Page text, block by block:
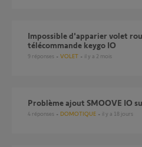
Impossible d'apparier volet roulant IO somfy et
télécommande keygo IO
9 réponses VOLET il y a 2 mois
Problème ajout SMOOVE IO
4 réponses DOMOTIQUE il y a 18 jours